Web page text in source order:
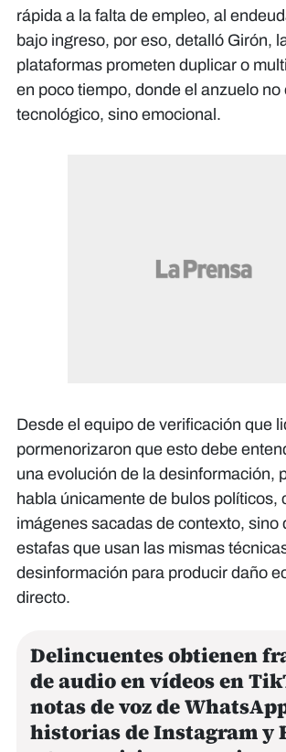
rápida a la falta de empleo, al
bajo ingreso, por eso, detalló Girón,
plataformas prometen duplicar o
en poco tiempo, donde el anzuelo no
tecnológico, sino emocional.
Desde el equipo de verificación que
pormenorizaron que esto debe
una evolución de la desinformación,
habla únicamente de bulos políticos,
imágenes sacadas de contexto, sino
estafas que usan las mismas
desinformación para producir daño
directo.
Delincuentes obtienen
de audio en vídeos en
notas de voz de
historias de Instagram y